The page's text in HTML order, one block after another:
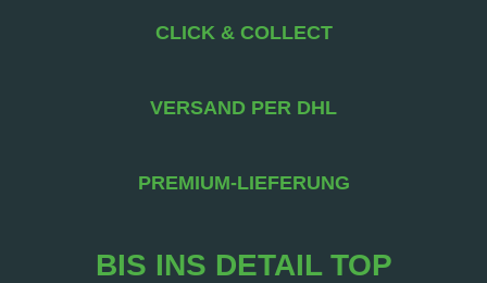
CLICK & COLLECT
VERSAND PER DHL
PREMIUM-LIEFERUNG
BIS INS DETAIL TOP